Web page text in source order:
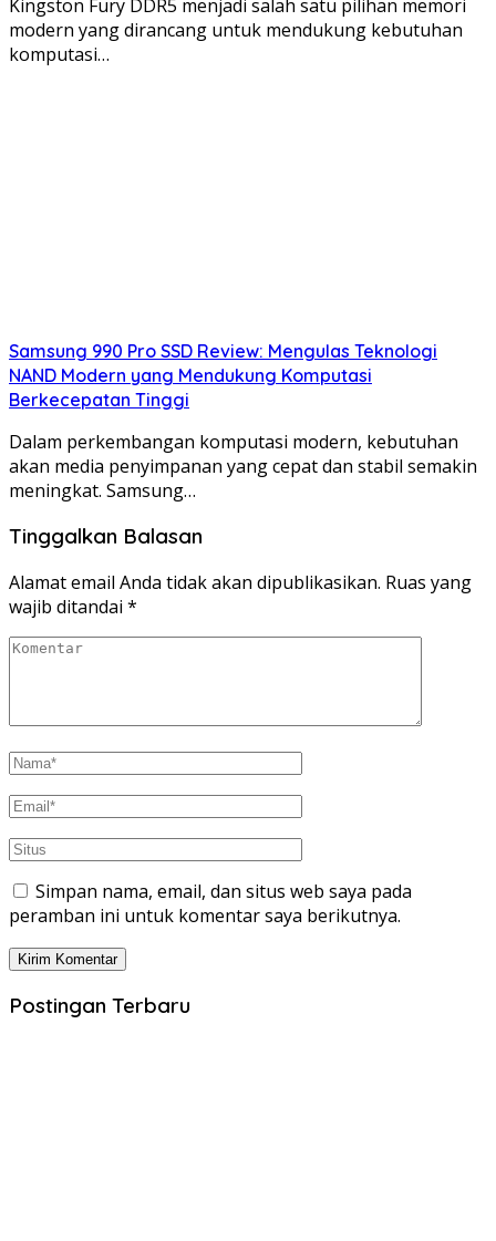
Kingston Fury DDR5 menjadi salah satu pilihan memori
modern yang dirancang untuk mendukung kebutuhan
komputasi…
Samsung 990 Pro SSD Review: Mengulas Teknologi
NAND Modern yang Mendukung Komputasi
Berkecepatan Tinggi
Dalam perkembangan komputasi modern, kebutuhan
akan media penyimpanan yang cepat dan stabil semakin
meningkat. Samsung…
Tinggalkan Balasan
Alamat email Anda tidak akan dipublikasikan. Ruas yang
wajib ditandai *
Simpan nama, email, dan situs web saya pada
peramban ini untuk komentar saya berikutnya.
Postingan Terbaru